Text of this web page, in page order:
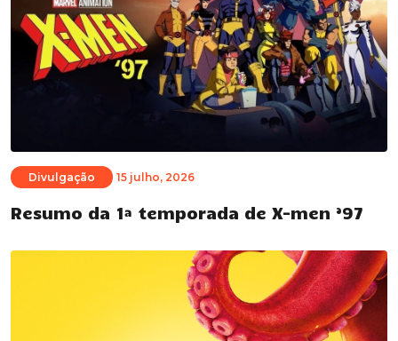
Divulgação 15 julho, 2026
Resumo da 1ª temporada de X-men ’97